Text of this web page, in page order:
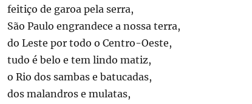
feitiço de garoa pela serra,
São Paulo engrandece a nossa terra,
do Leste por todo o Centro-Oeste,
tudo é belo e tem lindo matiz,
o Rio dos sambas e batucadas,
dos malandros e mulatas,